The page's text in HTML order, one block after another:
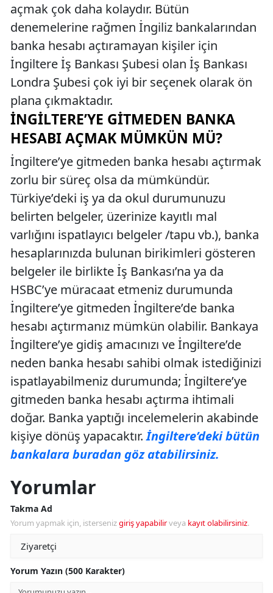
açmak çok daha kolaydır. Bütün
denemelerine rağmen İngiliz bankalarından
banka hesabı açtıramayan kişiler için
İngiltere İş Bankası Şubesi olan İş Bankası
Londra Şubesi çok iyi bir seçenek olarak ön
plana çıkmaktadır.
İNGILTERE’YE GITMEDEN BANKA
HESABI AÇMAK MÜMKÜN MÜ?
İngiltere’ye gitmeden banka hesabı açtırmak
zorlu bir süreç olsa da mümkündür.
Türkiye’deki iş ya da okul durumunuzu
belirten belgeler, üzerinize kayıtlı mal
varlığını ispatlayıcı belgeler /tapu vb.), banka
hesaplarınızda bulunan birikimleri gösteren
belgeler ile birlikte İş Bankası’na ya da
HSBC’ye müracaat etmeniz durumunda
İngiltere’ye gitmeden İngiltere’de banka
hesabı açtırmanız mümkün olabilir. Bankaya
İngiltere’ye gidiş amacınızı ve İngiltere’de
neden banka hesabı sahibi olmak istediğinizi
ispatlayabilmeniz durumunda; İngiltere’ye
gitmeden banka hesabı açtırma ihtimali
doğar. Banka yaptığı incelemelerin akabinde
kişiye dönüş yapacaktır.İngiltere’deki bütün
bankalara buradan göz atabilirsiniz.
Yorumlar
Takma Ad
Yorum yapmak için, istersenizgiriş yapabilirveya kayıt olabilirsiniz.
Yorum Yazın (500 Karakter)